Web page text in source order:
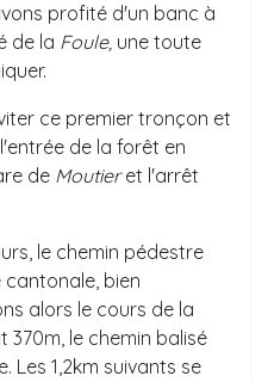
profité d'un banc à
de la Foule, une toute
ce premier tronçon et
de la forêt en
de Moutieret l'arrêt
le chemin pédestre
bien
alors le cours de la
370m, le chemin balisé
Les 1,2km suivants se